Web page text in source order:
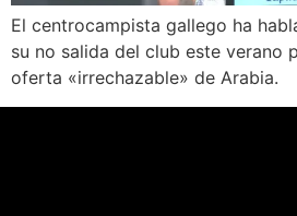
El centrocampista gallego ha
su no salida del club este verano
oferta «irrechazable» de Arabia.